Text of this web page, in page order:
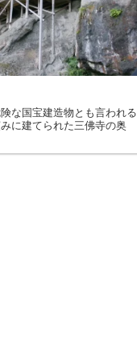
な国宝建造物とも言われる
に建てられた三佛寺の奥